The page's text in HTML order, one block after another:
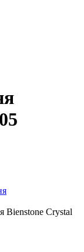
Bienstone Crystal